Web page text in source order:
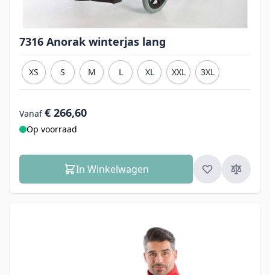
7316 Anorak winterjas lang
XS S M L XL XXL 3XL
Vanaf € 266,60
Op voorraad
In Winkelwagen